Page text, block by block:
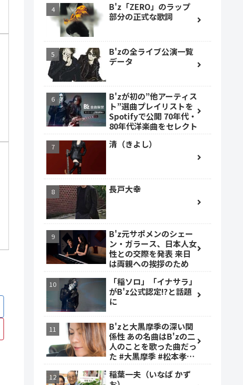
B'z「ZERO」のラップ
部分の正式な歌詞
B'zの全ライブ公演一覧
データ
B'zが初の”他アーティス
ト”選曲プレイリストを
Spotifyで公開 70年代・
80年代洋楽曲をセレクト
清（きよし）
長戸大幸
B'z元サポメンのシェー
ン・ガラース、日本人女
性との交際を発表 来日
は両親への挨拶のため
「稲ソロ」「イナサラ」
がB'z公式認定!?と話題
に
B'zと大黒摩季の深い関
係性 あの名曲はB'zの二
人のことを歌った曲だっ
た #大黒摩季 #松本孝弘
稲葉一夫（いなば かず